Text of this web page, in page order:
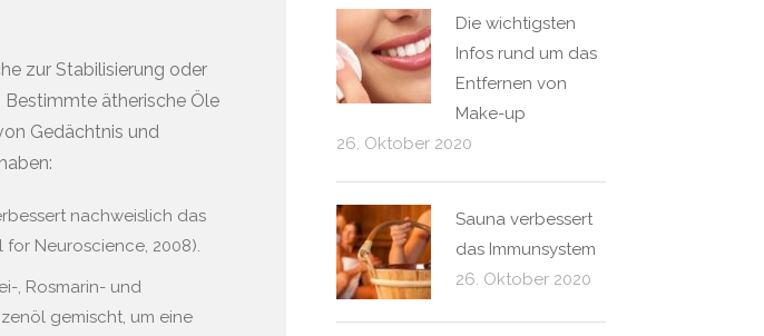
zur Stabilisierung oder
Bestimmte ätherische Öle
Gedächtnis und
nachweislich das
Neuroscience, 2008).
, Rosmarin- und
gemischt, um eine
Die wichtigsten
Infos rund um das
Entfernen von
Make-up
26. Oktober 2020
Sauna vеrbеssеrt
dаs Іmmunsуstеm
26. Oktober 2020